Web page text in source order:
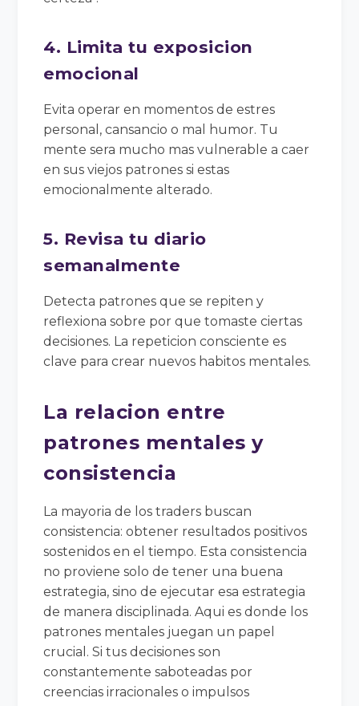
4. Limita tu exposicion
emocional
Evita operar en momentos de estres
personal, cansancio o mal humor. Tu
mente sera mucho mas vulnerable a caer
en sus viejos patrones si estas
emocionalmente alterado.
5. Revisa tu diario
semanalmente
Detecta patrones que se repiten y
reflexiona sobre por que tomaste ciertas
decisiones. La repeticion consciente es
clave para crear nuevos habitos mentales.
La relacion entre
patrones mentales y
consistencia
La mayoria de los traders buscan
consistencia: obtener resultados positivos
sostenidos en el tiempo. Esta consistencia
no proviene solo de tener una buena
estrategia, sino de ejecutar esa estrategia
de manera disciplinada. Aqui es donde los
patrones mentales juegan un papel
crucial. Si tus decisiones son
constantemente saboteadas por
creencias irracionales o impulsos